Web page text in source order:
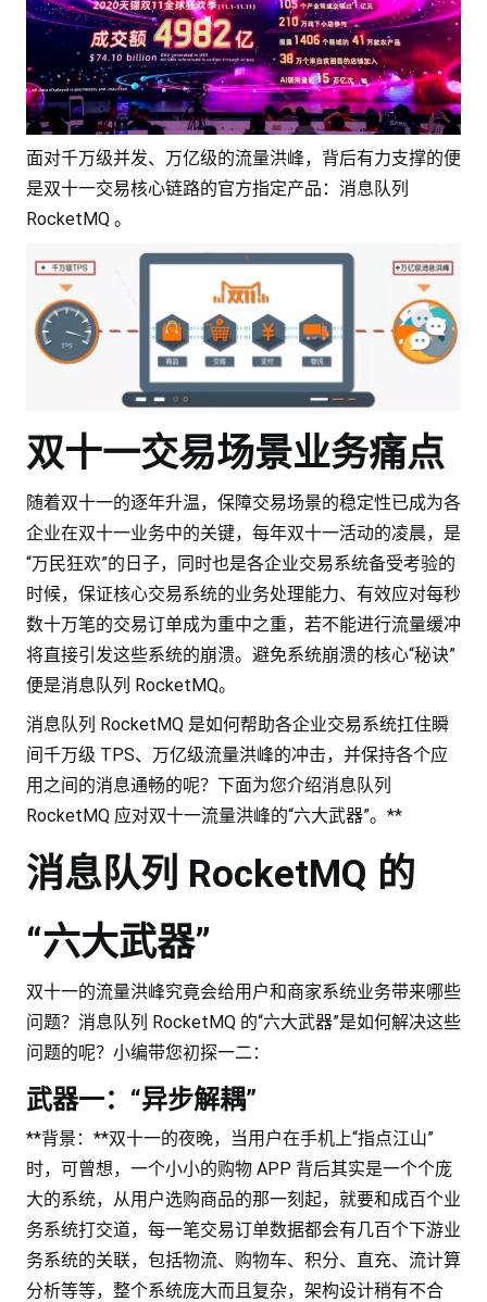
面对千万级并发、万亿级的流量洪峰，背后有力支撑的便
是双十一交易核心链路的官方指定产品：消息队列
RocketMQ 。
双十一交易场景业务痛点
随着双十一的逐年升温，保障交易场景的稳定性已成为各
企业在双十一业务中的关键，每年双十一活动的凌晨，是
“万民狂欢”的日子，同时也是各企业交易系统备受考验的
时候，保证核心交易系统的业务处理能力、有效应对每秒
数十万笔的交易订单成为重中之重，若不能进行流量缓冲
将直接引发这些系统的崩溃。避免系统崩溃的核心“秘诀”
便是消息队列 RocketMQ。
消息队列 RocketMQ 是如何帮助各企业交易系统扛住瞬
间千万级 TPS、万亿级流量洪峰的冲击，并保持各个应
用之间的消息通畅的呢？下面为您介绍消息队列
RocketMQ 应对双十一流量洪峰的“六大武器”。**
消息队列 RocketMQ 的
“六大武器”
双十一的流量洪峰究竟会给用户和商家系统业务带来哪些
问题？消息队列 RocketMQ 的“六大武器”是如何解决这些
问题的呢？小编带您初探一二：
武器一：“异步解耦”
**背景：**双十一的夜晚，当用户在手机上“指点江山”
时，可曾想，一个小小的购物 APP 背后其实是一个个庞
大的系统，从用户选购商品的那一刻起，就要和成百个业
务系统打交道，每一笔交易订单数据都会有几百个下游业
务系统的关联，包括物流、购物车、积分、直充、流计算
分析等等，整个系统庞大而且复杂，架构设计稍有不合